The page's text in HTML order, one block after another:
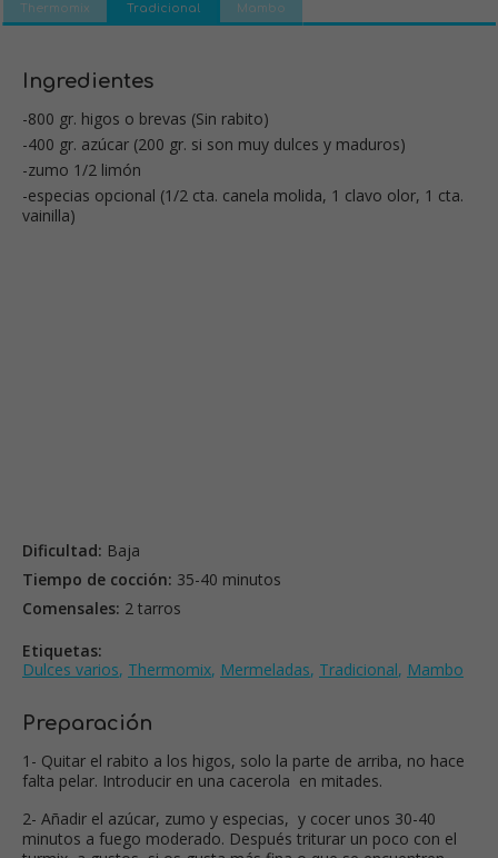
Thermomix Tradicional Mambo
Ingredientes
-800 gr. higos o brevas (Sin rabito)
-400 gr. azúcar (200 gr. si son muy dulces y maduros)
-zumo 1/2 limón
-especias opcional (1/2 cta. canela molida, 1 clavo olor, 1 cta.
vainilla)
Dificultad: Baja
Tiempo de cocción: 35-40 minutos
Comensales: 2 tarros
Etiquetas:
Dulces varios, Thermomix, Mermeladas, Tradicional, Mambo
Preparación
1- Quitar el rabito a los higos, solo la parte de arriba, no hace
falta pelar. Introducir en una cacerola en mitades.
2- Añadir el azúcar, zumo y especias, y cocer unos 30-40
minutos a fuego moderado. Después triturar un poco con el